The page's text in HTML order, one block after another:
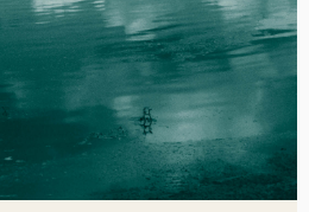
ДИЗАЙНNAAU
КОНФИДЕНЦИАЛЬНОСТИ
И ДОКУМЕНТЫ